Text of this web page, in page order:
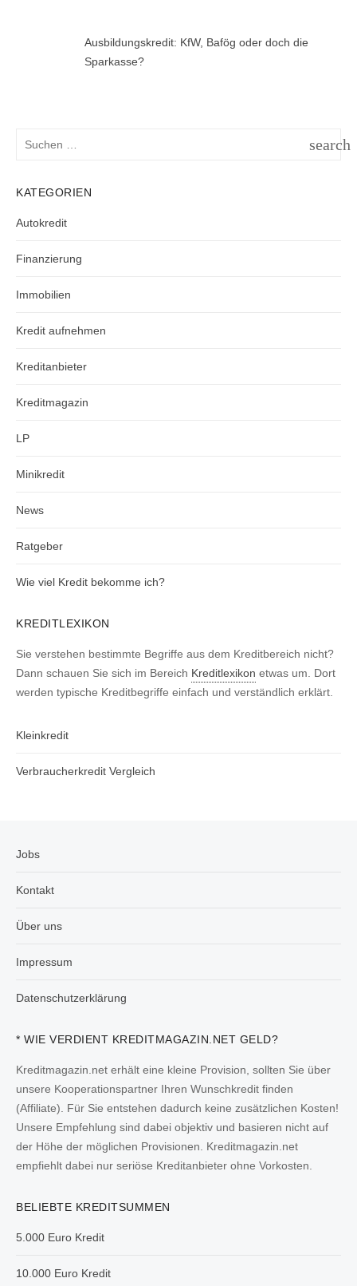
Ausbildungskredit: KfW, Bafög oder doch die
Sparkasse?
search
KATEGORIEN
Autokredit
Finanzierung
Immobilien
Kredit aufnehmen
Kreditanbieter
Kreditmagazin
LP
Minikredit
News
Ratgeber
Wie viel Kredit bekomme ich?
KREDITLEXIKON
Sie verstehen bestimmte Begriffe aus dem Kreditbereich nicht?
Dann schauen Sie sich im Bereich Kreditlexikon etwas um. Dort
werden typische Kreditbegriffe einfach und verständlich erklärt.
Kleinkredit
Verbraucherkredit Vergleich
Jobs
Kontakt
Über uns
Impressum
Datenschutzerklärung
* WIE VERDIENT KREDITMAGAZIN.NET GELD?
Kreditmagazin.net erhält eine kleine Provision, sollten Sie über
unsere Kooperationspartner Ihren Wunschkredit finden
(Affiliate). Für Sie entstehen dadurch keine zusätzlichen Kosten!
Unsere Empfehlung sind dabei objektiv und basieren nicht auf
der Höhe der möglichen Provisionen. Kreditmagazin.net
empfiehlt dabei nur seriöse Kreditanbieter ohne Vorkosten.
BELIEBTE KREDITSUMMEN
5.000 Euro Kredit
10.000 Euro Kredit